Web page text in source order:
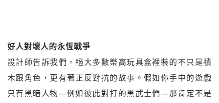
好人對壞人的永恆戰爭
設計師告訴我們，絕大多數樂高玩具盒裡裝的不只是積
木跟角色，更有著正反對抗的故事。假如你手中的遊戲
只有黑暗人物—例如彼此對打的黑武士們—那肯定不是